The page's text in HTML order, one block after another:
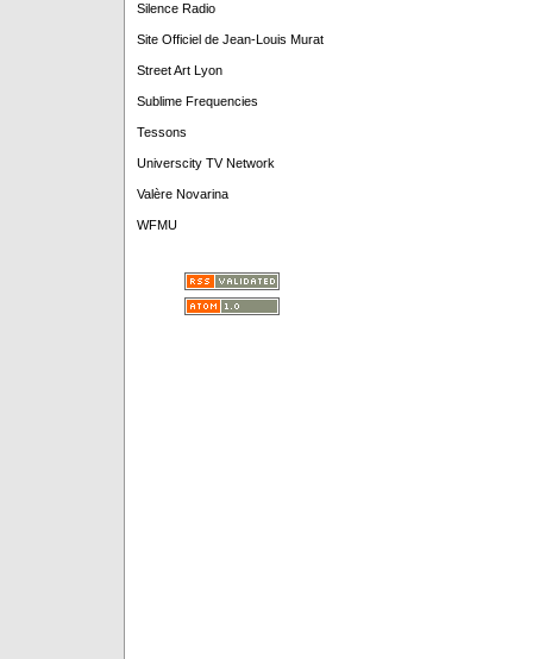
Silence Radio
Site Officiel de Jean-Louis Murat
Street Art Lyon
Sublime Frequencies
Tessons
Universcity TV Network
Valère Novarina
WFMU